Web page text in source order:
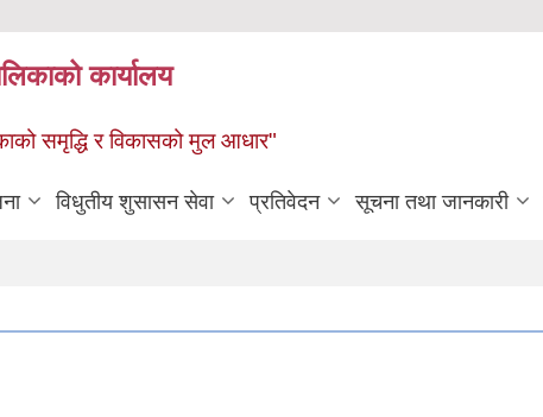
कार्यालय
समृद्धि र विकासको मुल आधार"
विधुतीय शुसासन सेवा प्रतिवेदन सूचना तथा जानकारी